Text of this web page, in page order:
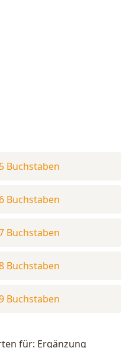
Buchstaben
Buchstaben
Buchstaben
Buchstaben
Buchstaben
für: Ergänzung